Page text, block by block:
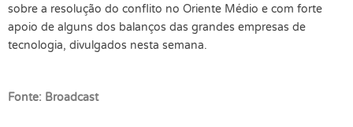
sobre a resolução do conflito no Oriente Médio e com forte
apoio de alguns dos balanços das grandes empresas de
tecnologia, divulgados nesta semana.
Fonte: Broadcast